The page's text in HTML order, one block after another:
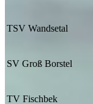
TSV Wandsetal
SV Groß Borstel
TV Fischbek